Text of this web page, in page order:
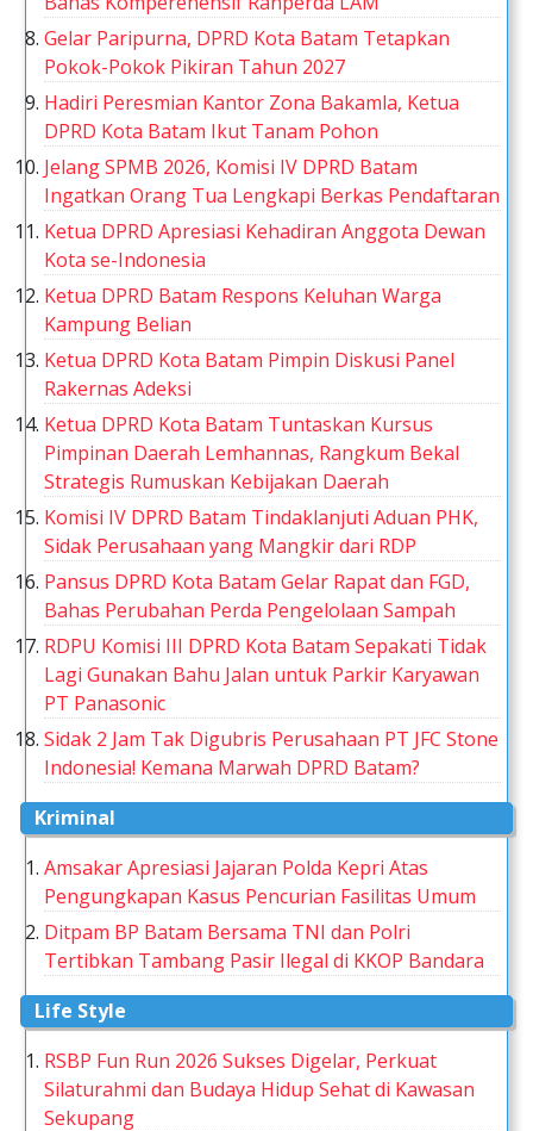
Gelar Paripurna, DPRD Kota Batam Tetapkan
Pokok-Pokok Pikiran Tahun 2027
Hadiri Peresmian Kantor Zona Bakamla, Ketua
DPRD Kota Batam Ikut Tanam Pohon
Jelang SPMB 2026, Komisi IV DPRD Batam
Ingatkan Orang Tua Lengkapi Berkas Pendaftaran
Ketua DPRD Apresiasi Kehadiran Anggota Dewan
Kota se-Indonesia
Ketua DPRD Batam Respons Keluhan Warga
Kampung Belian
Ketua DPRD Kota Batam Pimpin Diskusi Panel
Rakernas Adeksi
Ketua DPRD Kota Batam Tuntaskan Kursus
Pimpinan Daerah Lemhannas, Rangkum Bekal
Strategis Rumuskan Kebijakan Daerah
Komisi IV DPRD Batam Tindaklanjuti Aduan PHK,
Sidak Perusahaan yang Mangkir dari RDP
Pansus DPRD Kota Batam Gelar Rapat dan FGD,
Bahas Perubahan Perda Pengelolaan Sampah
RDPU Komisi III DPRD Kota Batam Sepakati Tidak
Lagi Gunakan Bahu Jalan untuk Parkir Karyawan
PT Panasonic
Sidak 2 Jam Tak Digubris Perusahaan PT JFC Stone
Indonesia! Kemana Marwah DPRD Batam?
Kriminal
Amsakar Apresiasi Jajaran Polda Kepri Atas
Pengungkapan Kasus Pencurian Fasilitas Umum
Ditpam BP Batam Bersama TNI dan Polri
Tertibkan Tambang Pasir Ilegal di KKOP Bandara
Life Style
RSBP Fun Run 2026 Sukses Digelar, Perkuat
Silaturahmi dan Budaya Hidup Sehat di Kawasan
Sekupang